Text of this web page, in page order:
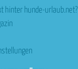
hinter hunde-urlaub.net?